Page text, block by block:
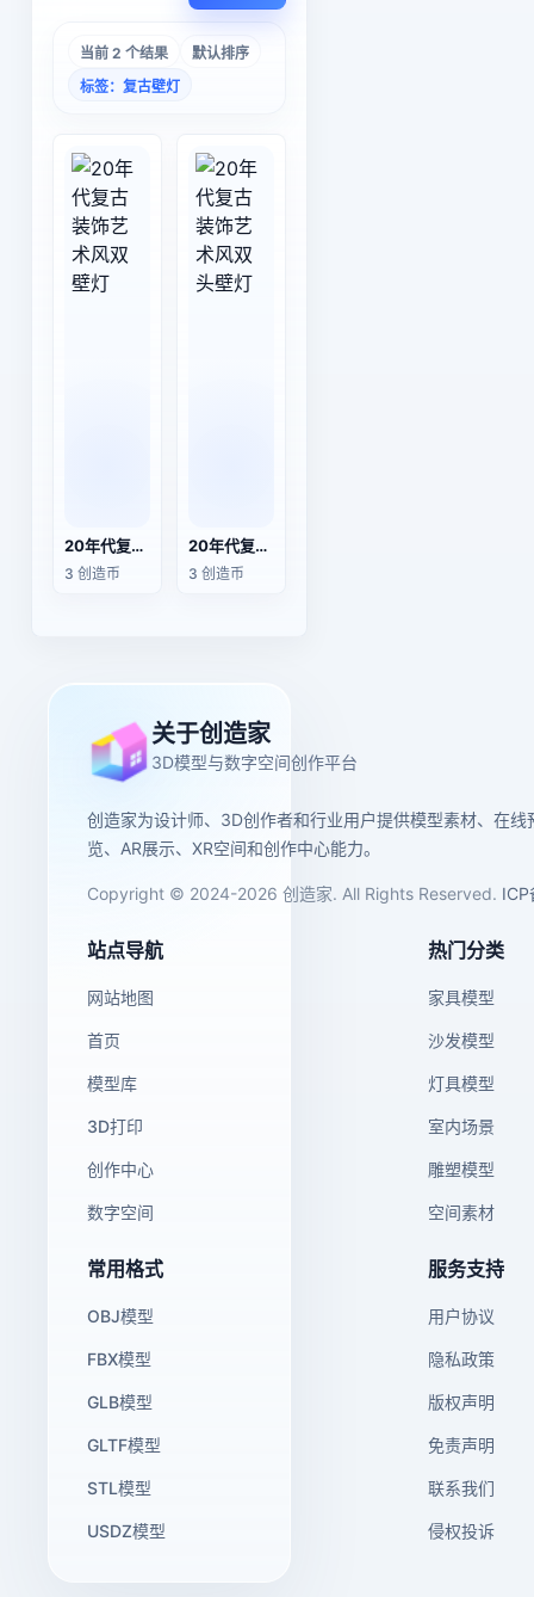
当前 2 个结果
默认排序
标签：复古壁灯
20年代复古装饰艺术风双壁灯
3 创造币
20年代复古装饰艺术风双头壁灯
3 创造币
关于创造家
3D模型与数字空间创作平台
创造家为设计师、3D创作者和行业用户提供模型素材、在线
览、AR展示、XR空间和创作中心能力。
Copyright © 2024-2026 创造家. All Rights Reserved. ICP
站点导航
网站地图
首页
模型库
3D打印
创作中心
数字空间
热门分类
家具模型
沙发模型
灯具模型
室内场景
雕塑模型
空间素材
常用格式
OBJ模型
FBX模型
GLB模型
GLTF模型
STL模型
USDZ模型
服务支持
用户协议
隐私政策
版权声明
免责声明
联系我们
侵权投诉